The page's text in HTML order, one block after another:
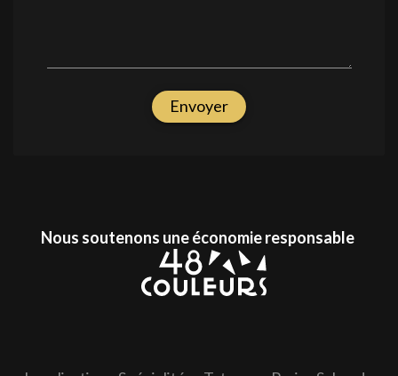
Envoyer
Nous soutenons une économie responsable